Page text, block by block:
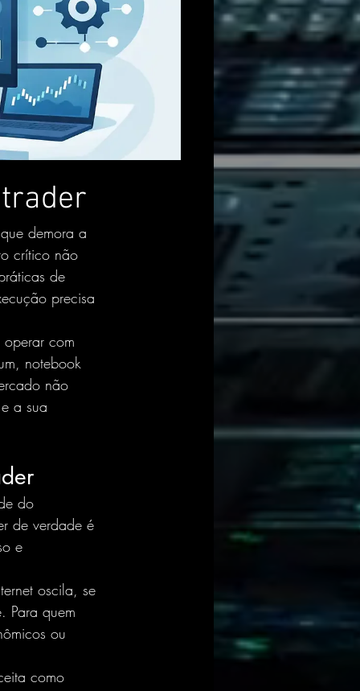
demora a
crítico não
de
precisa
com
notebook
não
a sua
do
de verdade é
e
oscila, se
Para quem
ou
como